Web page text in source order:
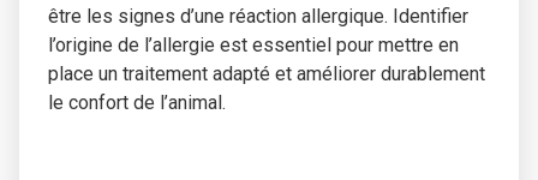
être les signes d’une réaction allergique. Identifier
l’origine de l’allergie est essentiel pour mettre en
place un traitement adapté et améliorer durablement
le confort de l’animal.